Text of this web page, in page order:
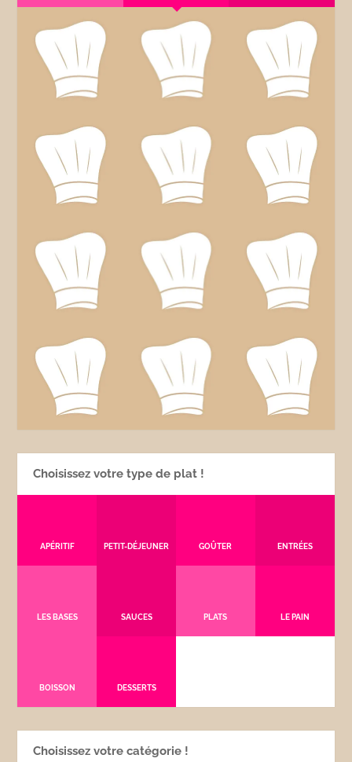
Choisissez votre type de plat !
APÉRITIF PETIT-DÉJEUNER GOÛTER ENTRÉES
LES BASES SAUCES PLATS LE PAIN
BOISSON DESSERTS
Choisissez votre catégorie !